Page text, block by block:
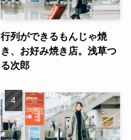
行列ができるもんじゃ焼
き、お好み焼き店。浅草つ
る次郎